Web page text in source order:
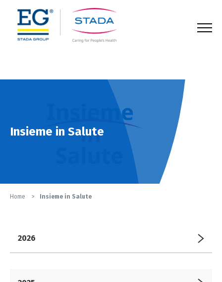
Insieme in Salute
Home Insieme in Salute
2026